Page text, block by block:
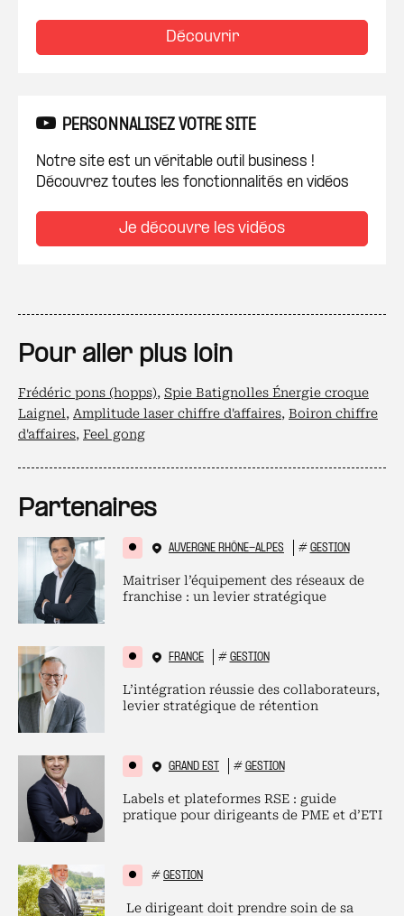
Découvrir
PERSONNALISEZ VOTRE SITE
Notre site est un véritable outil business !
Découvrez toutes les fonctionnalités en vidéos
Je découvre les vidéos
Pour aller plus loin
Frédéric pons (hopps), Spie Batignolles Énergie croque
Laignel, Amplitude laser chiffre d'affaires, Boiron chiffre
d'affaires, Feel gong
Partenaires
AUVERGNE RHÔNE-ALPES # GESTION
Maitriser l’équipement des réseaux de
franchise : un levier stratégique
FRANCE # GESTION
L’intégration réussie des collaborateurs,
levier stratégique de rétention
GRAND EST # GESTION
Labels et plateformes RSE : guide
pratique pour dirigeants de PME et d’ETI
# GESTION
Le dirigeant doit prendre soin de sa